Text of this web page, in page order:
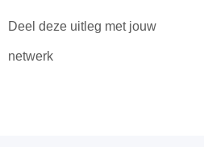
Deel deze uitleg met jouw
netwerk